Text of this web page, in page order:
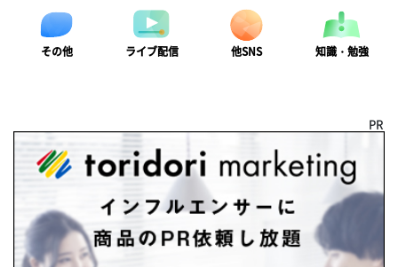
その他 ライブ配信 他SNS 知識・勉強
PR